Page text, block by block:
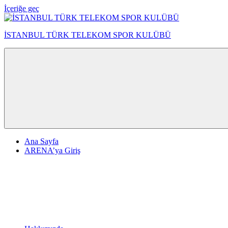
İçeriğe geç
İSTANBUL TÜRK TELEKOM SPOR KULÜBÜ
Ana Sayfa
ARENA’ya Giriş